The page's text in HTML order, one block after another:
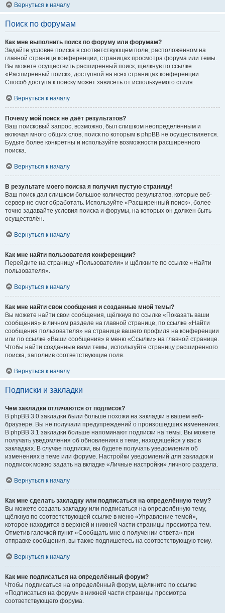
Вернуться к началу
Поиск по форумам
Как мне выполнить поиск по форуму или форумам?
Задайте условие поиска в соответствующем поле, расположенном на
главной странице конференции, страницах просмотра форума или темы.
Вы можете осуществить расширенный поиск, щёлкнув по ссылке
«Расширенный поиск», доступной на всех страницах конференции.
Способ доступа к поиску может зависеть от используемого стиля.
Вернуться к началу
Почему мой поиск не даёт результатов?
Ваш поисковый запрос, возможно, был слишком неопределённым и
включал много общих слов, поиск по которым в phpBB не осуществляется.
Будьте более конкретны и используйте возможности расширенного
поиска.
Вернуться к началу
В результате моего поиска я получил пустую страницу!
Ваш поиск дал слишком большое количество результатов, которые веб-
сервер не смог обработать. Используйте «Расширенный поиск», более
точно задавайте условия поиска и форумы, на которых он должен быть
осуществлён.
Вернуться к началу
Как мне найти пользователя конференции?
Перейдите на страницу «Пользователи» и щёлкните по ссылке «Найти
пользователя».
Вернуться к началу
Как мне найти свои сообщения и созданные мной темы?
Вы можете найти свои сообщения, щёлкнув по ссылке «Показать ваши
сообщения» в личном разделе на главной странице, по ссылке «Найти
сообщения пользователя» на странице вашего профиля на конференции
или по ссылке «Ваши сообщения» в меню «Ссылки» на главной странице.
Чтобы найти созданные вами темы, используйте страницу расширенного
поиска, заполнив соответствующие поля.
Вернуться к началу
Подписки и закладки
Чем закладки отличаются от подписок?
В phpBB 3.0 закладки были больше похожи на закладки в вашем веб-
браузере. Вы не получали предупреждений о произошедших изменениях.
В phpBB 3.1 закладки больше напоминают подписки на темы. Вы можете
получать уведомления об обновлениях в теме, находящейся у вас в
закладках. В случае подписки, вы будете получать уведомления об
изменениях в теме или форуме. Настройки уведомлений для закладок и
подписок можно задать на вкладке «Личные настройки» личного раздела.
Вернуться к началу
Как мне сделать закладку или подписаться на определённую тему?
Вы можете создать закладку или подписаться на определённую тему,
щёлкнув по соответствующей ссылке в меню «Управление темой»,
которое находится в верхней и нижней части страницы просмотра тем.
Отметив галочкой пункт «Сообщать мне о получении ответа» при
отправке сообщения, вы также подпишетесь на соответствующую тему.
Вернуться к началу
Как мне подписаться на определённый форум?
Чтобы подписаться на определённый форум, щёлкните по ссылке
«Подписаться на форум» в нижней части страницы просмотра
соответствующего форума.